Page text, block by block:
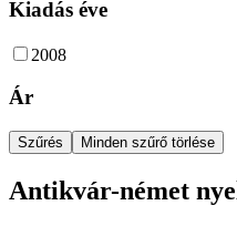
Kiadás éve
2008
Ár
Szűrés Minden szűrő törlése
Antikvár-német